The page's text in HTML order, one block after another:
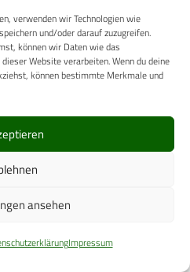
verwenden wir Technologien wie
und/oder darauf zuzugreifen.
können wir Daten wie das
Website verarbeiten. Wenn du deine
können bestimmte Merkmale und
ansehen
Impressum
Praxis optimal zu
– egal, ob Sie in der
im Auslandseinsatz…
von
Einsatz in
von Abwasser auf